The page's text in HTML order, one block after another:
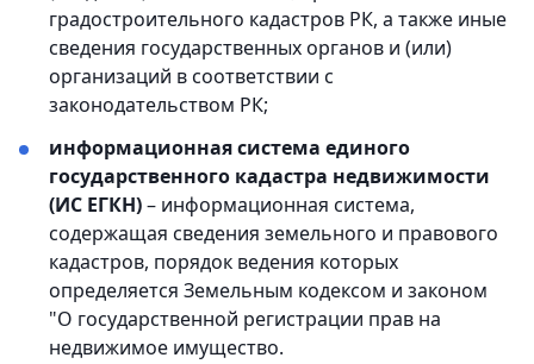
градостроительного кадастров РК, а также иные
сведения государственных органов и (или)
организаций в соответствии с
законодательством РК;
информационная система единого
государственного кадастра недвижимости
(ИС ЕГКН)– информационная система,
содержащая сведения земельного и правового
кадастров, порядок ведения которых
определяется Земельным кодексом и законом
"О государственной регистрации прав на
недвижимое имущество.